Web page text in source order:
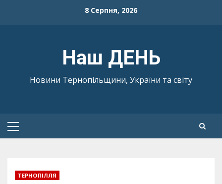
8 Серпня, 2026
Наш ДЕНЬ
Новини Тернопільщини, України та світу
Primary
ТЕРНОПІЛЛЯ